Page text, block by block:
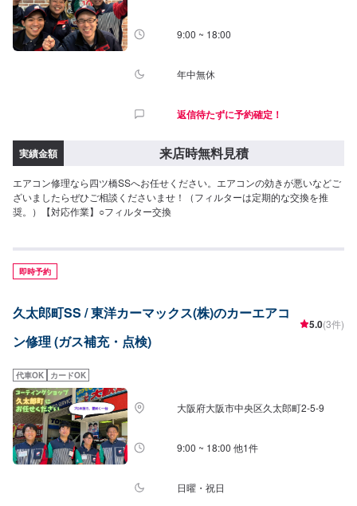
9:00 ~ 18:00
年中無休
返信待たずに予約確定！
実績金額 来店時無料見積
エアコン修理なら四ツ橋SSへお任せください。エアコンの効きが悪いなどご
ざいましたらぜひご相談くださいませ！（フィルターは定期的な交換を推
奨。）【対応作業】○フィルター交換
即時予約
久太郎町SS / 東洋カーマックス(株)のカーエアコ
ン修理 (ガス補充・点検)
5.0(3件)
代車OK カードOK
大阪府大阪市中央区久太郎町2-5-9
9:00 ~ 18:00 他1件
日曜・祝日